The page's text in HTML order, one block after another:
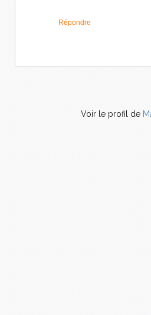
Répondre
Voir le profil de